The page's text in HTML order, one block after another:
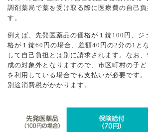
調剤薬局で薬を受け取る際に医療費の自己
す。
例えば、先発医薬品の価格が１錠100円、ジ
格が１錠60円の場合、差額40円の2分の1と
して自己負担とは別に請求されます。なお
成の対象外となりますので、市区町村の子
を利用している場合でも支払いが必要です
別途消費税がかかります。